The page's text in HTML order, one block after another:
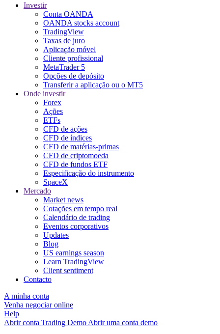
Investir
Conta OANDA
OANDA stocks account
TradingView
Taxas de juro
Aplicação móvel
Cliente profissional
MetaTrader 5
Opções de depósito
Transferir a aplicação ou o MT5
Onde investir
Forex
Ações
ETFs
CFD de ações
CFD de índices
CFD de matérias-primas
CFD de criptomoeda
CFD de fundos ETF
Especificação do instrumento
SpaceX
Mercado
Market news
Cotações em tempo real
Calendário de trading
Eventos corporativos
Updates
Blog
US earnings season
Learn TradingView
Client sentiment
Contacto
A minha conta
Venha negociar online
Help
Abrir conta Trading Demo Abrir uma conta demo